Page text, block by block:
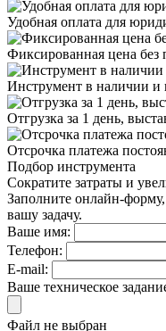
Удобная оплата для
Фиксированная цена без
Инструмент в наличии и
Отгрузка за 1 день,
Отсрочка платежа
Подбор инструмента
Сократите затраты и
Заполните онлайн-
вашу задачу.
Ваше имя:
Телефон:
E-mail:
Ваше техническое
Файл не выбран